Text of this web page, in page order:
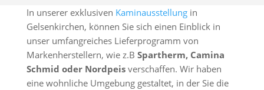
In unserer exklusiven Kaminausstellungin
Gelsenkirchen, können Sie sich einen Einblick in
unser umfangreiches Lieferprogramm von
Markenherstellern, wie z.B Spartherm, Camina
Schmid oder Nordpeisverschaffen. Wir haben
eine wohnliche Umgebung gestaltet, in der Sie die